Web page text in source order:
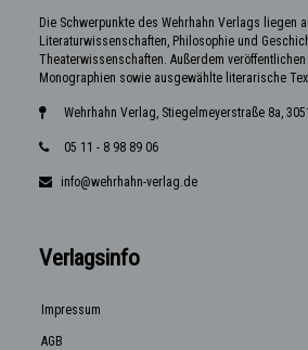
Die Schwerpunkte des Wehrhahn Verlags liegen
Literaturwissenschaften, Philosophie und
Theaterwissenschaften. Außerdem veröffentlichen
Monographien sowie ausgewählte literarische
Wehrhahn Verlag, Stiegelmeyerstraße 8a,
05 11 - 8 98 89 06
info@wehrhahn-verlag.de
Verlagsinfo
Impressum
AGB